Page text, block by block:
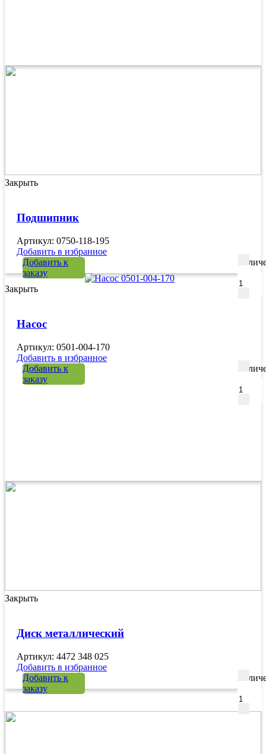
Закрыть
Подшипник
Артикул: 0750-118-195
Добавить в избранное
Добавить к
заказу
Закрыть
Насос
Артикул: 0501-004-170
Добавить в избранное
Добавить к
заказу
Закрыть
Диск металлический
Артикул: 4472 348 025
Добавить в избранное
Добавить к
заказу